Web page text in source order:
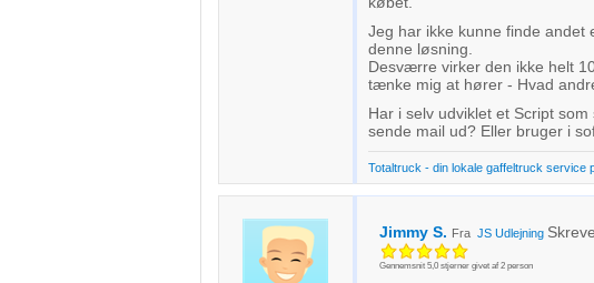
Jeg har ikke kunne finde andet
denne løsning.
Desværre virker den ikke helt
tænke mig at hører - Hvad
Har i selv udviklet et Script
sende mail ud? Eller bruger i
Totaltruck - din lokale gaffeltruck service
Jimmy S. Fra JS Udlejning
Gennemsnit 5,0stjerner givet af 2person